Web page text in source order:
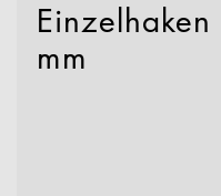
mm